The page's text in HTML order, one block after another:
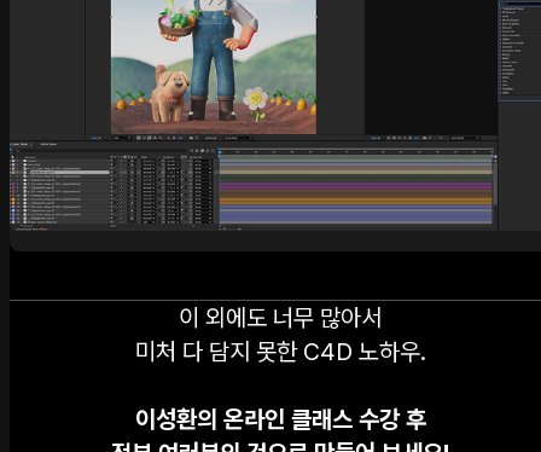
이 외에도 너무 많아서
미처 다 담지 못한 C4D 노하우.
이성환의 온라인 클래스 수강 후